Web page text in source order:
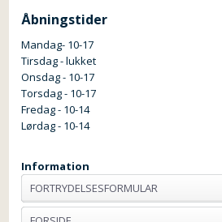
Åbningstider
Mandag- 10-17
Tirsdag - lukket
Onsdag - 10-17
Torsdag - 10-17
Fredag - 10-14
Lørdag - 10-14
Information
FORTRYDELSESFORMULAR